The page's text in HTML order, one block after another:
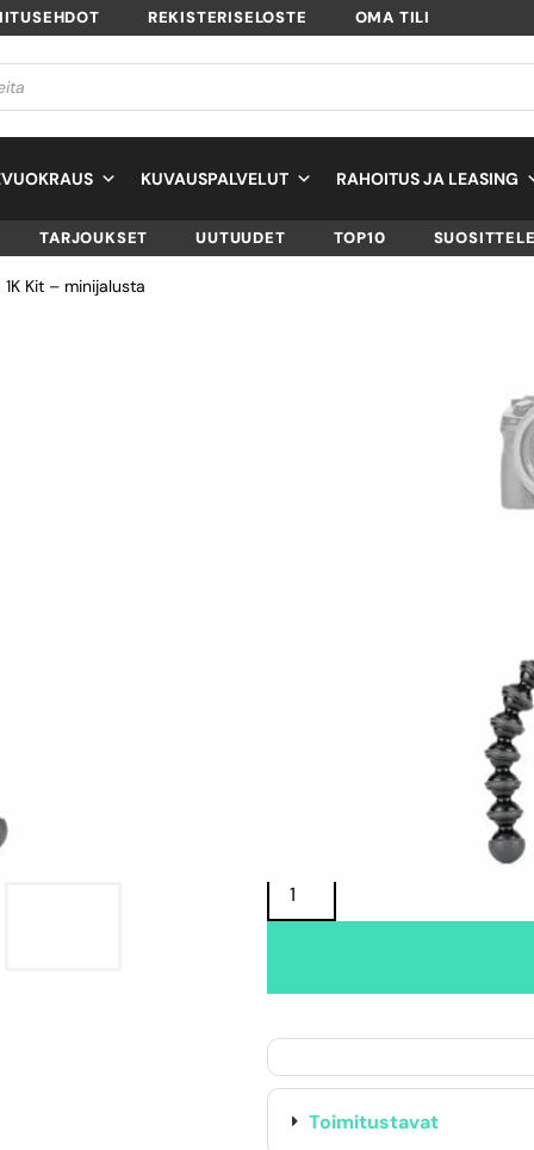
REKISTERISELOSTE OMA TILI
KUVAUSPALVELUT RAHOITUS JA LEASING
TARJOUKSET UUTUUDET TOP10
Kit – minijalusta
KIT –
Maahantuojan varasto:
Toimitustavat